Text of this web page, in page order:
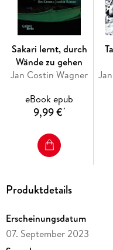
Jan Costin Wagners
psychologischer
von einem geradezu
einer melancholischen
Auftakt zur Krimireihe
den Leser tief in die
blicken lässt.
Sakari lernt, durch
Wände zu gehen
Jan Costin Wagner
eBook epub
9,99 €*
Produktdetails
Erscheinungsdatum
07. September 2023